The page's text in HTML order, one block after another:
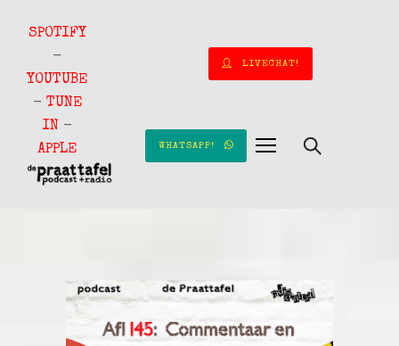
SPOTIFY
-
YOUTUBE
- TUNE
IN -
APPLE
LIVECHAT!
WHATSAPP!